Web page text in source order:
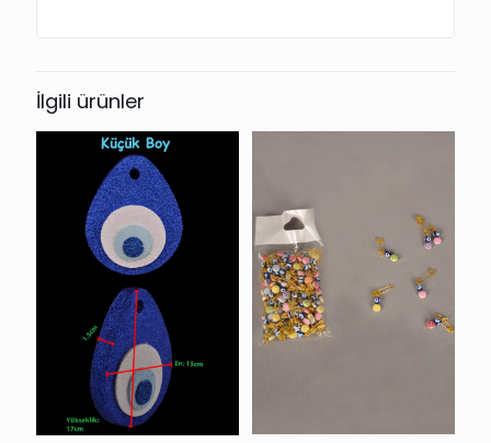
İlgili ürünler